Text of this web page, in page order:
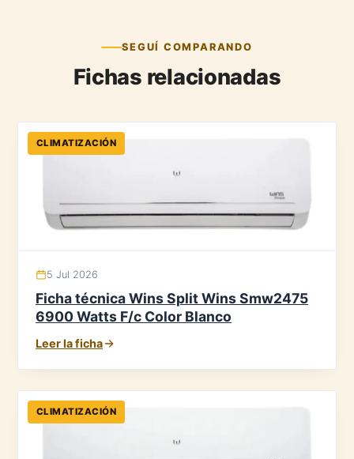
SEGUÍ COMPARANDO
Fichas relacionadas
CLIMATIZACIÓN
5 Jul 2026
Ficha técnica Wins Split Wins Smw2475
6900 Watts F/c Color Blanco
Leer la ficha
CLIMATIZACIÓN